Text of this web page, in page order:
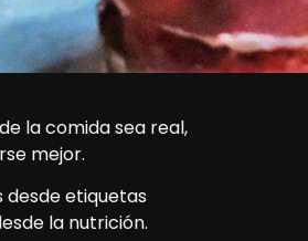
la comida sea real,
mejor.
etiquetas
la nutrición.